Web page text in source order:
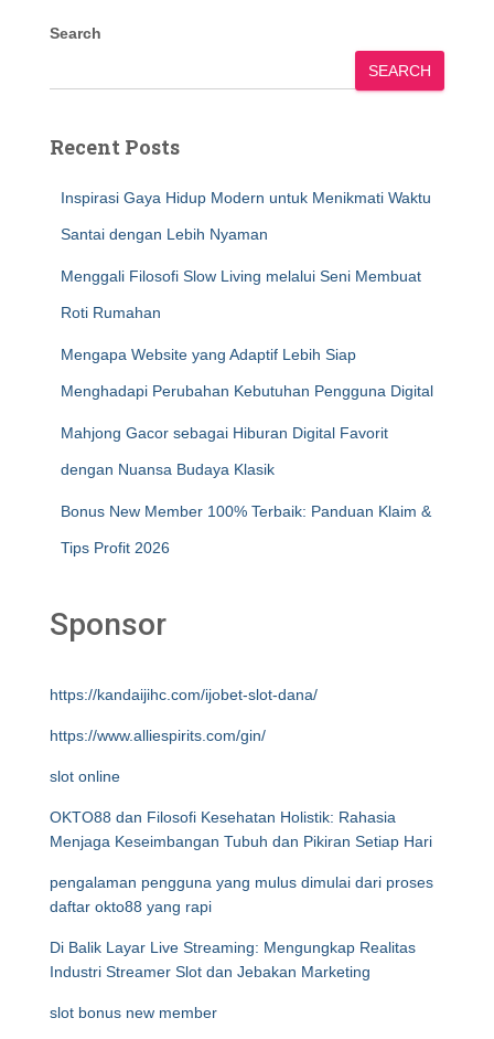
Search
SEARCH
Recent Posts
Inspirasi Gaya Hidup Modern untuk Menikmati Waktu
Santai dengan Lebih Nyaman
Menggali Filosofi Slow Living melalui Seni Membuat
Roti Rumahan
Mengapa Website yang Adaptif Lebih Siap
Menghadapi Perubahan Kebutuhan Pengguna Digital
Mahjong Gacor sebagai Hiburan Digital Favorit
dengan Nuansa Budaya Klasik
Bonus New Member 100% Terbaik: Panduan Klaim &
Tips Profit 2026
Sponsor
https://kandaijihc.com/ijobet-slot-dana/
https://www.alliespirits.com/gin/
slot online
OKTO88 dan Filosofi Kesehatan Holistik: Rahasia
Menjaga Keseimbangan Tubuh dan Pikiran Setiap Hari
pengalaman pengguna yang mulus dimulai dari proses
daftar okto88 yang rapi
Di Balik Layar Live Streaming: Mengungkap Realitas
Industri Streamer Slot dan Jebakan Marketing
slot bonus new member